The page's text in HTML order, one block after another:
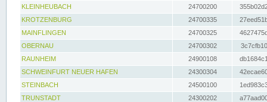
KLEINHEUBACH 24700200
KROTZENBURG
24700335
MAINFLINGEN
24700325
OBERNAU
24700302
RAUNHEIM
24900108
SCHWEINFURT NEUER HAFEN
24300304
STEINBACH
24500100
TRUNSTADT
24300202